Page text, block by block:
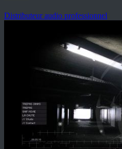
Distributeur audio professionnel